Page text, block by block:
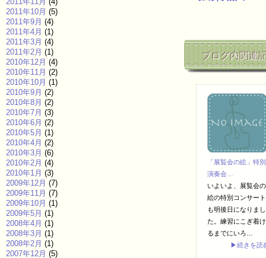
ブログ内関連
「展覧会の絵」特別
演奏会…
いよいよ、展覧会の
絵の特別コンサート
も明後日になりまし
た。練習にこぎ着け
るまでにいろ…
▶続きを読
2011年10月 (5)
2011年9月 (4)
2011年4月 (1)
2011年3月 (4)
2011年2月 (1)
2010年12月 (4)
2010年11月 (2)
2010年10月 (1)
2010年9月 (2)
2010年8月 (2)
2010年7月 (3)
2010年6月 (2)
2010年5月 (1)
2010年4月 (2)
2010年3月 (6)
2010年2月 (4)
2010年1月 (3)
2009年12月 (7)
2009年11月 (7)
2009年10月 (1)
2009年5月 (1)
2008年4月 (1)
2008年3月 (1)
2008年2月 (1)
2007年12月 (5)